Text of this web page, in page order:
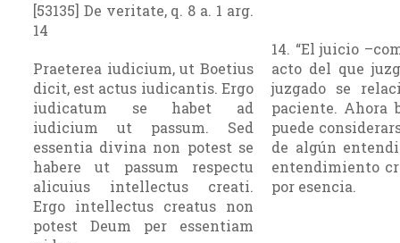
[53135] De veritate, q. 8 a. 1 arg.
14
Praeterea iudicium, ut Boetius
dicit, est actus iudicantis. Ergo
iudicatum se habet ad
iudicium ut passum. Sed
essentia divina non potest se
habere ut passum respectu
alicuius intellectus creati.
Ergo intellectus creatus non
potest Deum per essentiam
14. “El juicio
acto del que
juzgado se
paciente. Ahora
puede
de algún
entendimiento
por esencia.